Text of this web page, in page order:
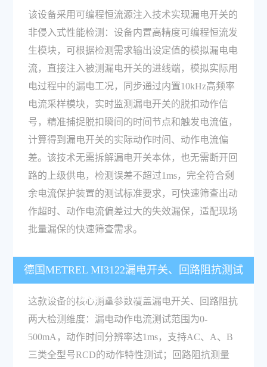
么？
该设备采用可编程恒流源注入技术实现漏电开关的
非侵入式性能检测：设备内置高精度可编程恒流发
生模块，可根据检测需求输出设定值的模拟漏电电
流，直接注入被测漏电开关的进线端，模拟实际用
电过程中的漏电工况，同步通过内置10kHz高频率
电流采样模块，实时监测漏电开关的脱扣动作信
号，精准捕捉脱扣瞬间的时间节点和触发电流值，
计算得到漏电开关的实际动作时间、动作电流偏
差。该技术无需拆解漏电开关本体，也无需断开回
路的上级供电，检测误差不超过1ms，完全符合剩
余电流保护装置的测试标准要求，可快速筛查出动
作超时、动作电流偏差过大的失效漏保，适配现场
批量漏保的快速筛查需求。
德国METREL MI3122漏电开关、回路阻抗测试
仪的核心测量参数包含哪些？
这款设备的核心测量参数覆盖漏电开关、回路阻抗
两大检测维度：漏电动作电流测试范围为0-
500mA，动作时间分辨率达1ms，支持AC、A、B
三类全型号RCD的动作特性测试；回路阻抗测量